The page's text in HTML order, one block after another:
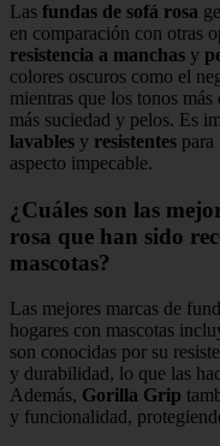
Las fundas de sofá rosa
en comparación con otras
resistencia a manchas y
colores oscuros como el
mientras que los tonos
más suciedad y pelos. Es
lavables y resistentes
aspecto impecable.
¿Cuáles son las
rosa que han sido
mascotas?
Las mejores marcas de
hogares con mascotas
son conocidas por su
y durabilidad, lo que las
Además, Gorilla Grip
y funcionalidad,